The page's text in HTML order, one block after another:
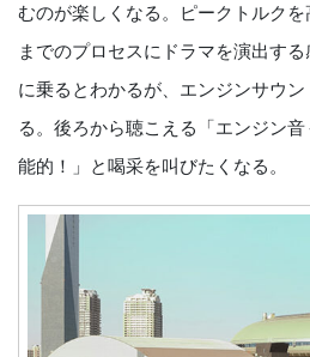
むのが楽しくなる。ピークトルク
までのプロセスにドラマを演出す
に乗るとわかるが、エンジンサウ
る。後ろから聴こえる「エンジン
能的！」と喝采を叫びたくなる。